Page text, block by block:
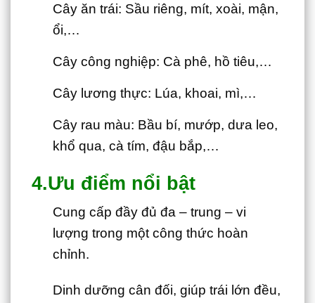
Cây ăn trái: Sầu riêng, mít, xoài, mận,
ổi,…
Cây công nghiệp: Cà phê, hồ tiêu,…
Cây lương thực: Lúa, khoai, mì,…
Cây rau màu: Bầu bí, mướp, dưa leo,
khổ qua, cà tím, đậu bắp,…
4.Ưu điểm nổi bật
Cung cấp đầy đủ đa – trung – vi
lượng trong một công thức hoàn
chỉnh.
Dinh dưỡng cân đối, giúp trái lớn đều,